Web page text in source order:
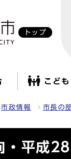
トップ
こど
市政情報 市長の
・平成28